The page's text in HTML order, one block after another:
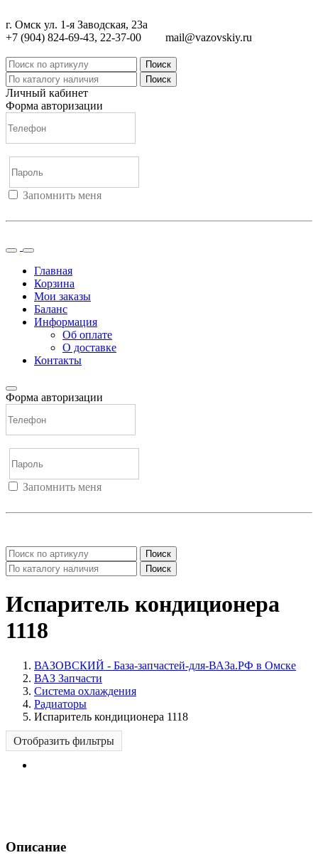
г. Омск ул. 1-я Заводская, 23а
+7 (904) 824-69-43, 22-37-00
mail@vazovskiy.ru
Поиск
Поиск
Личный кабинет
Форма авторизации
Запомнить меня
Главная
Корзина
Мои заказы
Баланс
Информация
Об оплате
О доставке
Контакты
Форма авторизации
Запомнить меня
Поиск
Поиск
Испаритель кондиционера
1118
ВАЗОВСКИЙ - База-запчастей-для-ВАЗа.РФ в Омске
ВАЗ Запчасти
Система охлаждения
Радиаторы
Испаритель кондиционера 1118
Отобразить фильтры
Описание